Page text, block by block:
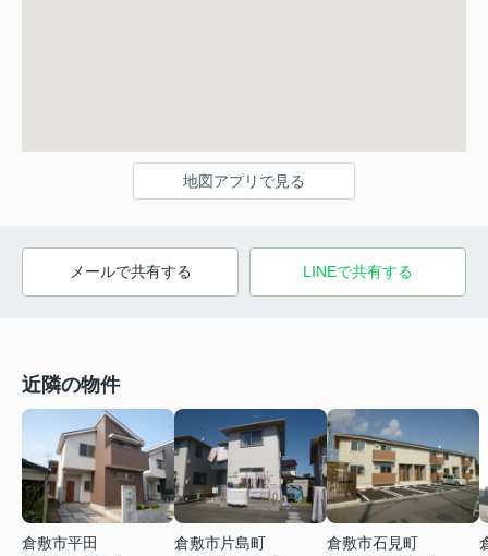
地図アプリで見る
メールで共有する LINEで共有する
近隣の物件
倉敷市平田
倉敷市片島町
倉敷市石見町